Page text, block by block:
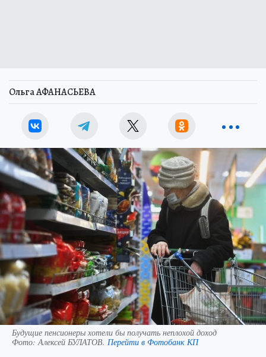
Ольга АФАНАСЬЕВА
Будущие пенсионеры хотели бы получать неплохой доход
Фото:Алексей БУЛАТОВ. Перейти в Фотобанк КП